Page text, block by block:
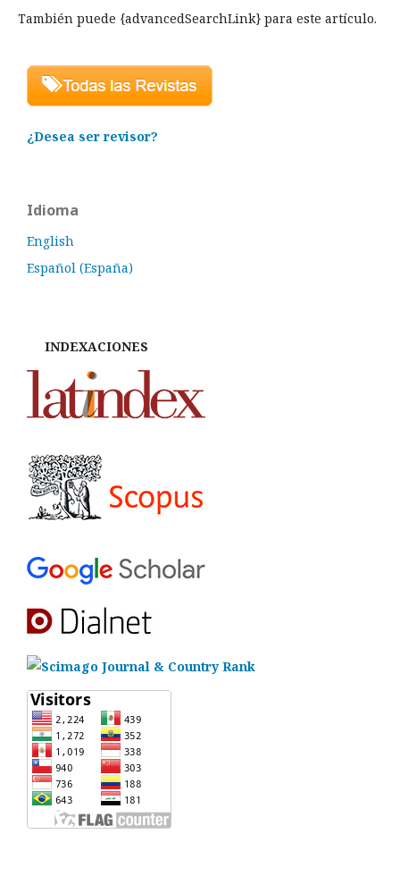
También puede {advancedSearchLink} para este artículo.
¿Desea ser revisor?
Idioma
English
Español (España)
INDEXACIONES